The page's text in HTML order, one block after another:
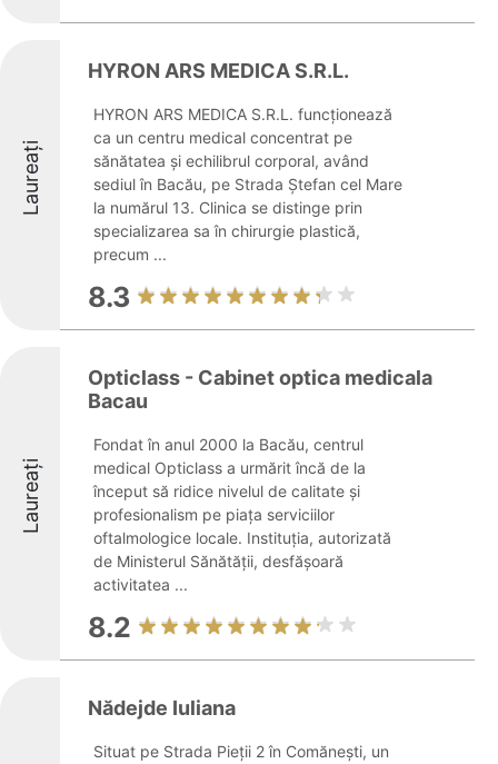
Laureați
HYRON ARS MEDICA S.R.L.
HYRON ARS MEDICA S.R.L. funcționează
ca un centru medical concentrat pe
sănătatea și echilibrul corporal, având
sediul în Bacău, pe Strada Ștefan cel Mare
la numărul 13. Clinica se distinge prin
specializarea sa în chirurgie plastică,
precum ...
8.3
Laureați
Opticlass - Cabinet optica medicala
Bacau
Fondat în anul 2000 la Bacău, centrul
medical Opticlass a urmărit încă de la
început să ridice nivelul de calitate și
profesionalism pe piața serviciilor
oftalmologice locale. Instituția, autorizată
de Ministerul Sănătății, desfășoară
activitatea ...
8.2
Nădejde Iuliana
Situat pe Strada Pieții 2 în Comănești, un